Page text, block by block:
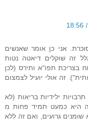
אני כן אומר שאנשים
זה שוקלים דיאטה נטות
בצריכת תפו"א ותירס (לכן
זה אולי יועיל לצמצום
ילידיות בריאות (לא
היא כמעט תמיד פחות מ
שומנים גרועים, ואם זה ללא